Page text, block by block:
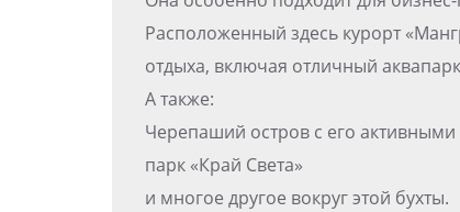
Расположенный здесь курорт
отдыха, включая отличный
А также:
Черепаший остров с его
парк «Край Света»
и многое другое вокруг этой бухты.